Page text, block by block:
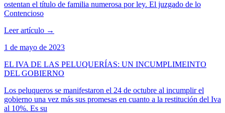
ostentan el título de familia numerosa por ley. El juzgado de lo
Contencioso
Leer artículo →
1 de mayo de 2023
EL IVA DE LAS PELUQUERÍAS: UN INCUMPLIMEINTO
DEL GOBIERNO
Los peluqueros se manifestaron el 24 de octubre al incumplir el
gobierno una vez más sus promesas en cuanto a la restitución del Iva
al 10%. Es su